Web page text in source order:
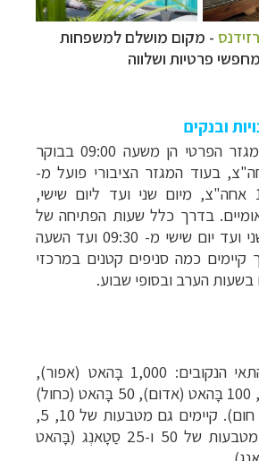
- מקום מושלם למשפחות
פרטיות ושלווה
ובנקים
שעות הפעילות במגזר הפרטי הן משעה 09:00 בבוקר
ל- 17:00 אחה"צ, בעוד המגזר הציבורי פועל מ-
08:30 ועד 16:30 אחה"צ, מיום שני ועד ליום שישי,
בדרך כלל שעות הפתיחה של
הבנקים הן בימי שני ועד יום שישי מ- 09:30 ועד השעה
אך קיימים כמה סניפים קטנים במרכזי
בשעות הערב ובסופי שבוע.
שטרות המטבע התאי הנקובים: 1,000 בָּהאט (אפור),
500 בָּהאט (סגול), 100 בָּהאט (אדום), 50 בָּהאט (כחול)
ו- 20 בָּהאט (ירוק חום). קיימים גם מטבעות של 10, 5,
2, ו-1 בָּהאט וכן מטבעות של 50 ו-25 סַטָאנְג (בָּהאט